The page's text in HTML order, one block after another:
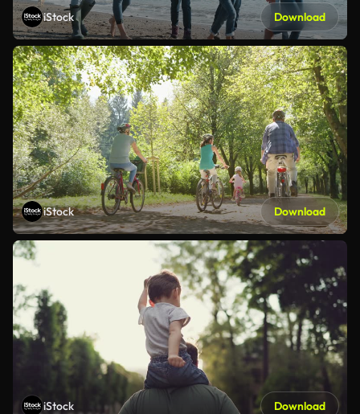
iStock Download
iStock Download
iStock Download